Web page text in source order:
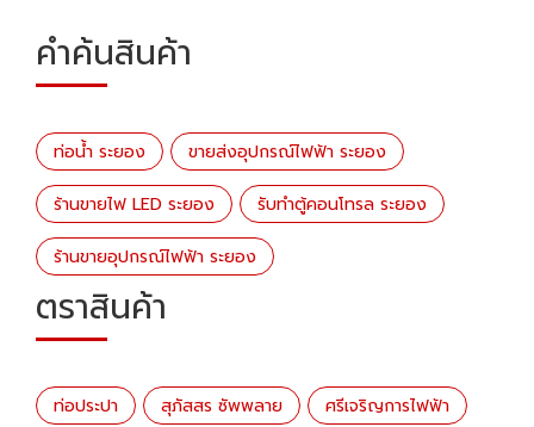
คำค้นสินค้า
ท่อน้ำ ระยอง ขายส่งอุปกรณ์ไฟฟ้า ระยอง
ร้านขายไฟ LED ระยอง รับทำตู้คอนโทรล ระยอง
ร้านขายอุปกรณ์ไฟฟ้า ระยอง
ตราสินค้า
ท่อประปา สุภัสสร ซัพพลาย ศรีเจริญการไฟฟ้า